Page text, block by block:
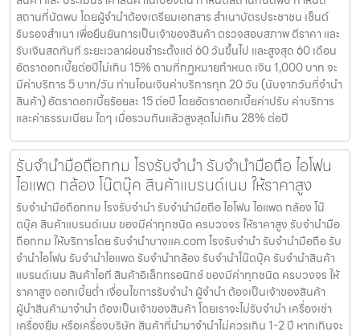
สถานที่นัดพบ โดยผู้จำนำต้องเตรียมเอกสาร สำเนาบัตรประชาชน เซ็นต์
รับรองสำเนา เพื่อยืนยันการเป็นเจ้าของสินค้า ตรวจสอบสภาพ ตีราคา และ
รับเงินสดทันที ระยะเวลาผ่อนชำระตั้งแต่ 60 วันขึ้นไป และสูงสุด 60 เดือน
อัตราดอกเบี้ยต่อปีไม่เกิน 15% ตามที่กฏหมายกำหนด เงิน 1,000 บาท จะ
มีค่าบริการ 5 บาท/วัน ท่านโอนเงินค่าบริการทุก 20 วัน (นับจากวันที่จำนำ
สินค้า) อัตราดอกเบี้ยร้อยละ 15 ต่อปี โดยอัตราดอกเบี้ยค่าปรับ ค่าบริการ
และค่าธรรมเนียม ใดๆ เมื่อรวมกันแล้วสูงสุดไม่เกิน 28% ต่อปี
รับจำนำมือถือกทม โรงรับจำนำ รับจำนำมือถือ ไอโฟน
ไอแพด กล้อง โน๊ตบุ๊ค สินค้าแบรนด์เนม ให้ราคาสูง
รับจำนำมือถือกทม โรงรับจำนำ รับจำนำมือถือ ไอโฟน ไอแพด กล้อง โน๊
ตบุ๊ค สินค้าแบรนด์เนม ของมีค่าทุกชนิด ครบวงจร ให้ราคาสูง รับจำนำมือ
ถือกทม ให้บริการโดย รับจํานําบางแค.com โรงรับจำนำ รับจำนำมือถือ รับ
จำนำไอโฟน รับจำนำไอแพด รับจำนำกล้อง รับจำนำโน๊ตบุ๊ค รับจำนำสินค้า
แบรนด์เนม สินค้าไอที สินค้าอิเล็กทรอนิกซ์ ของมีค่าทุกชนิด ครบวงจร ให้
ราคาสูง ดอกเบี้ยต่ำ เงื่อนไขการรับจำนำ ผู้จำนำ ต้องเป็นเจ้าของสินค้า
ผู้นำสินค้ามาจำนำ ต้องเป็นเจ้าของสินค้า โดยเราจะไม่รับจำนำ เครื่องเช่า
เครื่องยืม หรือเครื่องบริษัท สินค้าที่นำมาจำนำไม่ควรเกิน 1-2 ปี หากเกินจะ